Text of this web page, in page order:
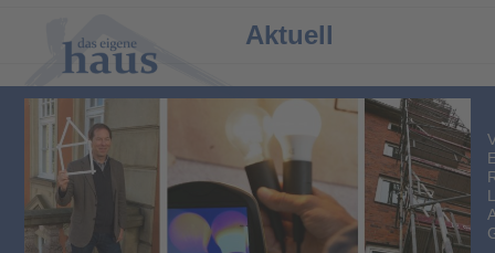
mobile
menu
mobile
menu
Aktuell
L